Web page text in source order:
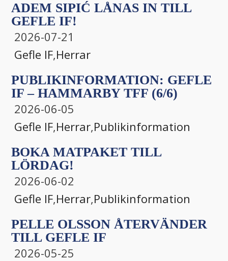
ADEM SIPIĆ LÅNAS IN TILL
GEFLE IF!
2026-07-21
Gefle IF,Herrar
PUBLIKINFORMATION: GEFLE
IF – HAMMARBY TFF (6/6)
2026-06-05
Gefle IF,Herrar,Publikinformation
BOKA MATPAKET TILL
LÖRDAG!
2026-06-02
Gefle IF,Herrar,Publikinformation
PELLE OLSSON ÅTERVÄNDER
TILL GEFLE IF
2026-05-25